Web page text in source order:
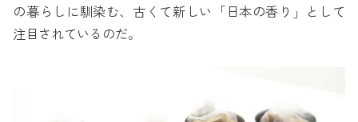
の暮らしに馴染む、古くて新しい「日本の香り」として
注目されているのだ。